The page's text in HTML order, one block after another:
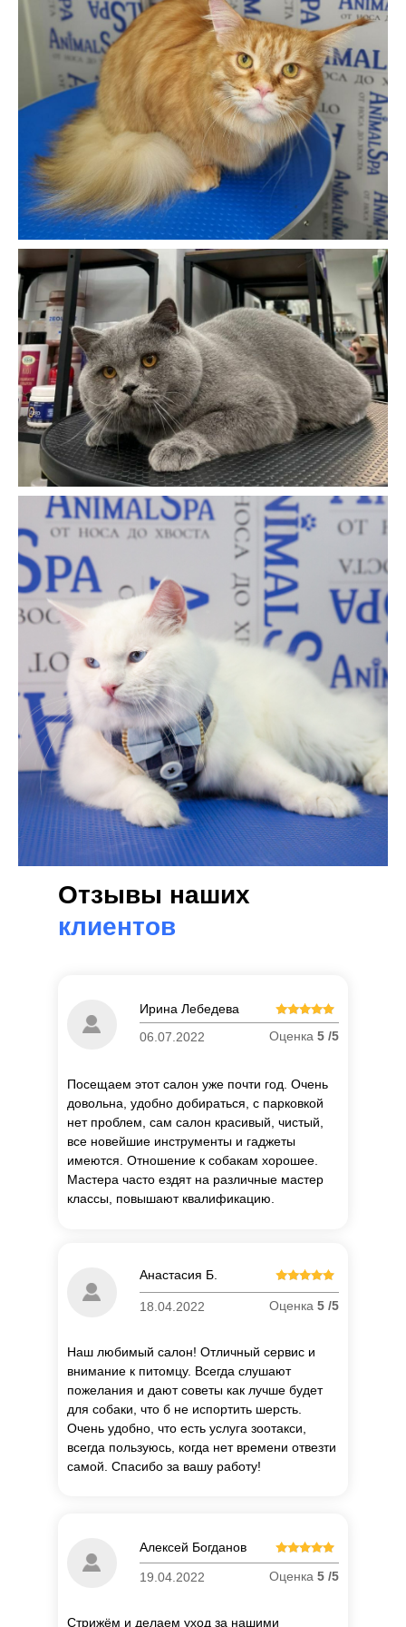
Отзывы наших
клиентов
Ирина Лебедева
06.07.2022
Оценка 5 /5
Посещаем этот салон уже почти год. Очень
довольна, удобно добираться, с парковкой
нет проблем, сам салон красивый, чистый,
все новейшие инструменты и гаджеты
имеются. Отношение к собакам хорошее.
Мастера часто ездят на различные мастер
классы, повышают квалификацию.
Анастасия Б.
18.04.2022 Оценка 5 /5
Наш любимый салон! Отличный сервис и
внимание к питомцу. Всегда слушают
пожелания и дают советы как лучше будет
для собаки, что б не испортить шерсть.
Очень удобно, что есть услуга зоотакси,
всегда пользуюсь, когда нет времени отвезти
самой. Спасибо за вашу работу!
Алексей Богданов
19.04.2022 Оценка 5 /5
Стрижём и делаем уход за нашими